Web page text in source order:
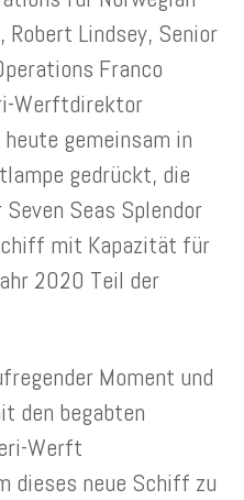
Robert Lindsey, Senior
Franco
Werftdirektor
gemeinsam in
gedrückt, die
Seas Splendor
mit Kapazität für
2020 Teil der
Moment und
den begabten
Werft
dieses neue Schiff zu